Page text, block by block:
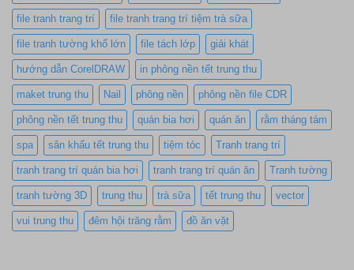
file tranh trang trí file tranh trang trí tiệm trà sữa
file tranh tường khổ lớn file tách lớp giải khát
hướng dẫn CorelDRAW in phông nền tết trung thu
maket trung thu Nail phông nền phông nền file CDR
phông nền tết trung thu quán bia hơi quán ăn rằm tháng tám
spa sân khấu tết trung thu tiệm tóc Tranh trang trí
tranh trang trí quán bia hơi tranh trang trí quán ăn Tranh tường
tranh tường 3D trung thu trà sữa tết trung thu vector
vui trung thu đêm hội trăng rằm đồ ăn vặt